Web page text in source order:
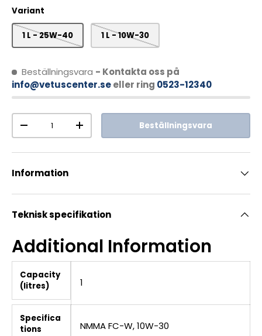
Variant
1 L - 25W-40 1 L - 10W-30
Beställningsvara - Kontakta oss på
info@vetuscenter.seeller ring 0523-12340
Antal
-
+ Beställningsvara
Information
Teknisk specifikation
Additional Information
Capacity
(litres)
1
Specifica
tions
NMMA FC-W, 10W-30